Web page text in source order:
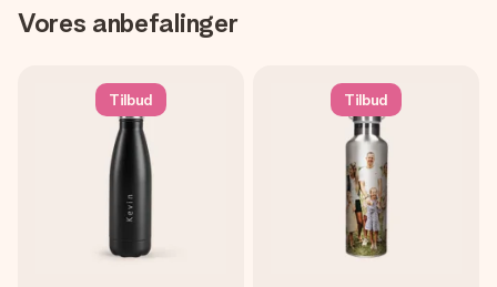
Vores anbefalinger
Tilbud Tilbud